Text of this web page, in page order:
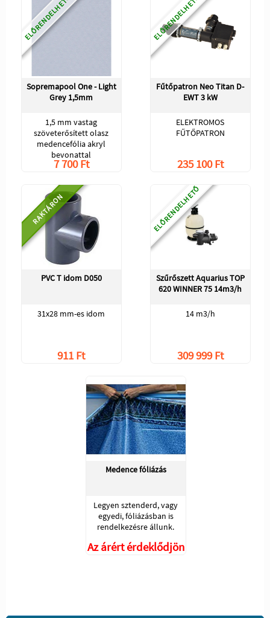
ELŐRENDELHETŐ
Sopremapool One - Light
Grey 1,5mm
1,5 mm vastag
szöveterősített olasz
medencefólia akryl
bevonattal
7 700 Ft
ELŐRENDELHETŐ
Fűtőpatron Neo Titan D-
EWT 3 kW
ELEKTROMOS
FŰTŐPATRON
235 100 Ft
RAKTÁRON
PVC T idom D050
31x28 mm-es idom
911 Ft
ELŐRENDELHETŐ
Szűrőszett Aquarius TOP
620 WINNER 75 14m3/h
14 m3/h
309 999 Ft
Medence fóliázás
Legyen sztenderd, vagy
egyedi, fóliázásban is
rendelkezésre állunk.
Az árért érdeklődjön